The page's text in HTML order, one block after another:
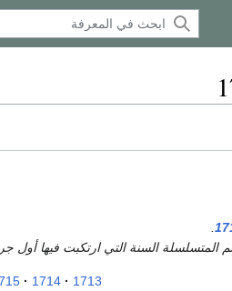
المتسلسلة السنة التي ارتكبت فيها
1713
1714